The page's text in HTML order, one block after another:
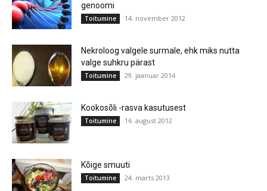
genoomi
Toitumine 14. november 2012
Nekroloog valgele surmale, ehk miks nutta
valge suhkru pärast
Toitumine 29. jaanuar 2014
Kookosõli -rasva kasutusest
Toitumine 16. august 2012
Kõige smuuti
Toitumine 24. märts 2013